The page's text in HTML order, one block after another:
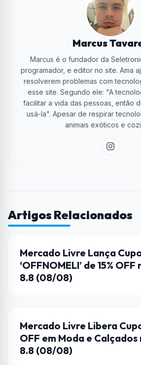
Marcus
Marcus é o fundador da
programador, e editor no site. Ama
resolverem problemas com
esse site. Segundo ele: "A
facilitar a vida das pessoas, então
usá-la". Apesar de respirar
animais exóticos e
Artigos Relacionados
CUPONS DE DESCONTO
Mercado Livre Lança
‘OFFNOMELI’ de 15%
8.8 (08/08)
CUPONS DE DESCONTO
Mercado Livre Libera
OFF em Moda e
8.8 (08/08)